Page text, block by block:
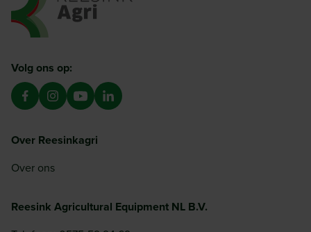
Volg ons op:
Over Reesinkagri
Over ons
Reesink Agricultural Equipment NL B.V.